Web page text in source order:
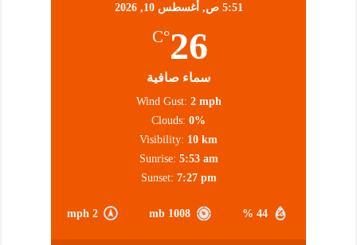
5:51 ص, أغسطس 10, 2026
26
°C
سماء صافية
44 %
1008 mb
2 mph
Wind Gust: 2 mph
Clouds: 0%
Visibility: 10 km
Sunrise: 5:53 am
Sunset: 7:27 pm